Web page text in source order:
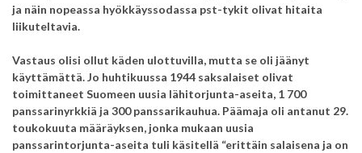
ja näin nopeassa hyökkäyssodassa pst-tykit olivat hitaita
liikuteltavia.
Vastaus olisi ollut käden ulottuvilla, mutta se oli jäänyt
käyttämättä. Jo huhtikuussa 1944 saksalaiset olivat
toimittaneet Suomeen uusia lähitorjunta-aseita, 1 700
panssarinyrkkiä ja 300 panssarikauhua. Päämaja oli antanut 29.
toukokuuta määräyksen, jonka mukaan uusia
panssarintorjunta-aseita tuli käsitellä “erittäin salaisena ja on